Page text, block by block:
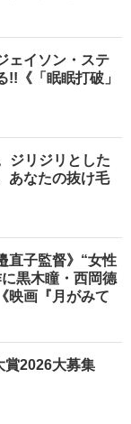
ェイソン・ステ
!!《「眠眠打破」
ジリジリとした
あなたの抜け毛
直子監督》“女性
黒木瞳・西岡德
映画『月がみて
賞2026大募集